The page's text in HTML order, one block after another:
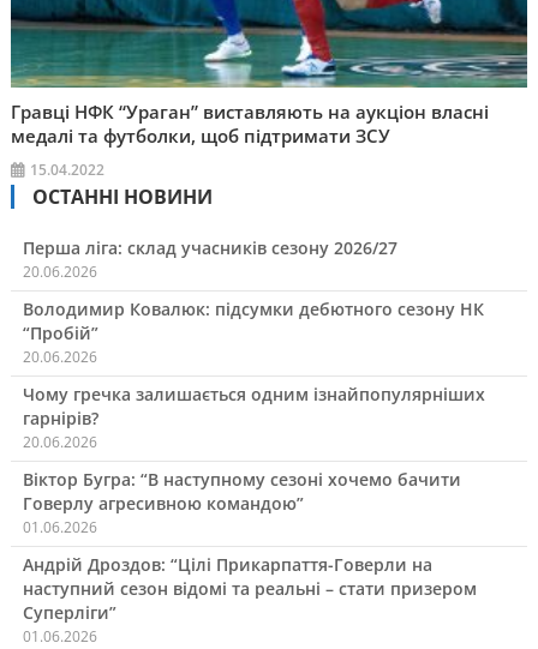
Гравці НФК “Ураган” виставляють на аукціон власні
медалі та футболки, щоб підтримати ЗСУ
15.04.2022
ОСТАННІ НОВИНИ
Перша ліга: склад учасників сезону 2026/27
20.06.2026
Володимир Ковалюк: підсумки дебютного сезону НК
“Пробій”
20.06.2026
Чому гречка залишається одним ізнайпопулярніших
гарнірів?
20.06.2026
Віктор Бугра: “В наступному сезоні хочемо бачити
Говерлу агресивною командою”
01.06.2026
Андрій Дроздов: “Цілі Прикарпаття-Говерли на
наступний сезон відомі та реальні – стати призером
Суперліги”
01.06.2026